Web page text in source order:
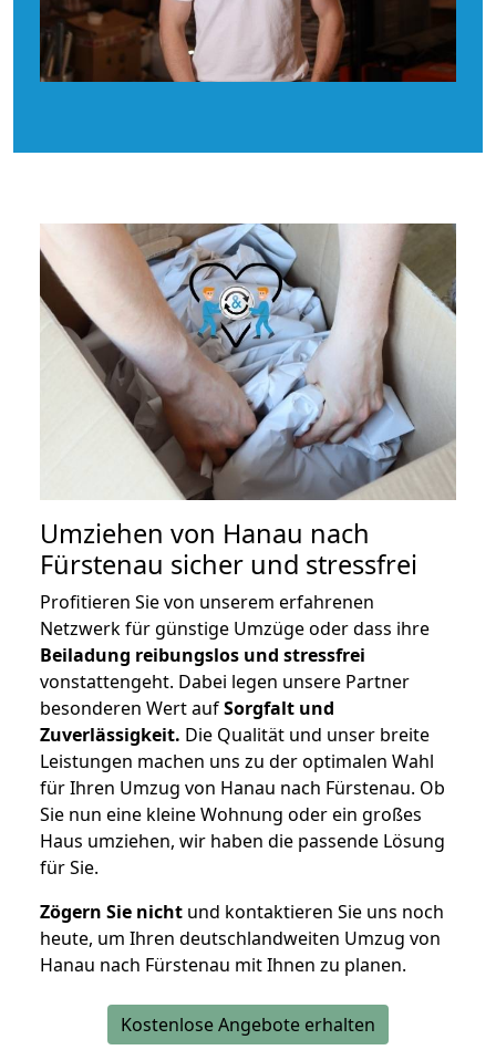
Umziehen von Hanau nach
Fürstenau sicher und stressfrei
Profitieren Sie von unserem erfahrenen
Netzwerk für günstige Umzüge oder dass ihre
Beiladung reibungslos und stressfrei
vonstattengeht. Dabei legen unsere Partner
besonderen Wert aufSorgfalt und
Zuverlässigkeit. Die Qualität und unser breite
Leistungen machen uns zu der optimalen Wahl
für Ihren Umzug von Hanau nach Fürstenau. Ob
Sie nun eine kleine Wohnung oder ein großes
Haus umziehen, wir haben die passende Lösung
für Sie.
Zögern Sie nicht und kontaktieren Sie uns noch
heute, um Ihren deutschlandweiten Umzug von
Hanau nach Fürstenau mit Ihnen zu planen.
Kostenlose Angebote erhalten